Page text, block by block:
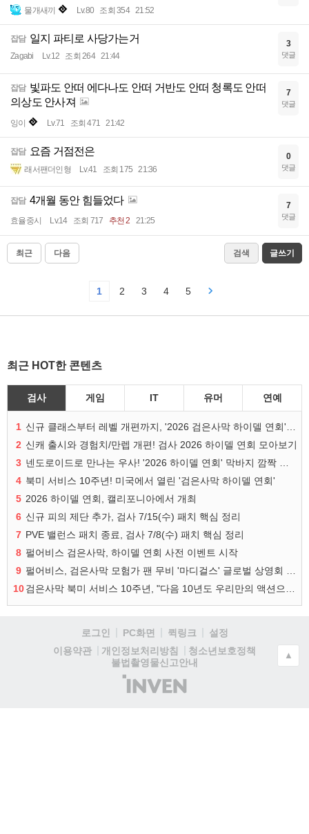
물개새끼 Lv.80 조회 354 21:52
잡담 일지 파티로 사당가는거
Zagabi Lv.12 조회 264 21:44
3
댓글
잡담 빛파도 안떠 에다나도 안떠 거반도 안떠 청록도 안떠
의상도 안사져
잉이 Lv.71 조회 471 21:42
7
댓글
잡담 요즘 거점전은
래서팬더인형 Lv.41 조회 175 21:36
0
댓글
잡담 4개월 동안 힘들었다
효율중시 Lv.14 조회 717 추천 2 21:25
7
댓글
최근 다음 검색 글쓰기
1 2 3 4 5
최근 HOT한 콘텐츠
검사 게임 IT 유머 연예
1
신규 클래스부터 레벨 개편까지, '2026 검은사막 하이델 연회' 총정리
2 신캐 출시와 경험치/만렙 개편! 검사 2026 하이델 연회 모아보기
3
넨도로이드로 만나는 우사! '2026 하이델 연회' 막바지 깜짝 공개
4 북미 서비스 10주년! 미국에서 열린 '검은사막 하이델 연회'
5 2026 하이델 연회, 캘리포니아에서 개최
6 신규 피의 제단 추가, 검사 7/15(수) 패치 핵심 정리
7 PVE 밸런스 패치 종료, 검사 7/8(수) 패치 핵심 정리
8 펄어비스 검은사막, 하이델 연회 사전 이벤트 시작
9
펄어비스, 검은사막 모험가 팬 무비 '마디걸스' 글로벌 상영회 개최
10
검은사막 북미 서비스 10주년, "다음 10년도 우리만의 액션으로"
로그인 PC화면 퀵링크
설정
이용약관
개인정보처리방침
청소년보호정책
불법촬영물신고안내
(주)
인
▲